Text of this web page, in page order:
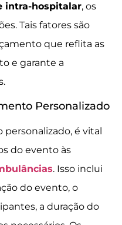
intra-hospitalar, os
Tais fatores são
que reflita as
e garante a
Personalizado
é vital
do evento às
. Isso inclui
do evento, o
a duração do